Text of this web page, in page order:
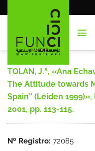
al
TOLAN, J.ª, «Ana
The Attitude towards
Spain” (Leiden
2001, pp. 113-115.
Nº Registro: 72085